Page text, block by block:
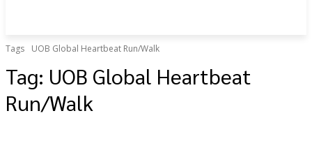
Tags UOB Global Heartbeat Run/Walk
Tag: UOB Global Heartbeat
Run/Walk